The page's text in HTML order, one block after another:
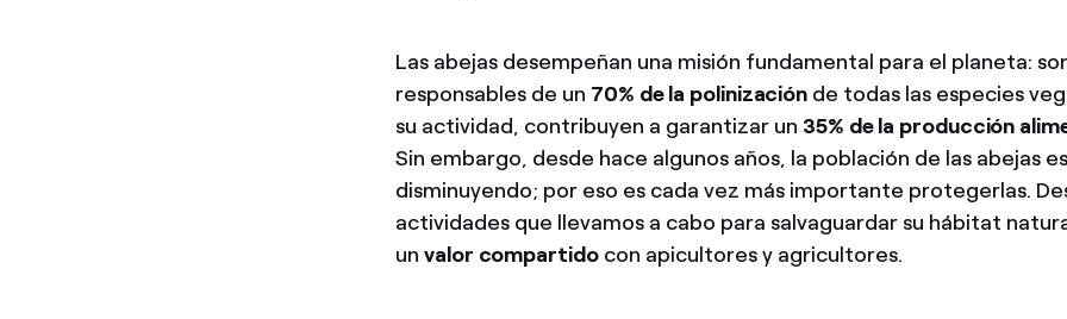
Las abejas desempeñan una misión fundamental para el planeta:
responsables de un 70% de la polinización de todas las especies
su actividad, contribuyen a garantizar un 35% de la producción
Sin embargo, desde hace algunos años, la población de las abejas
disminuyendo; por eso es cada vez más importante protegerlas.
actividades que llevamos a cabo para salvaguardar su hábitat
unvalor compartidocon apicultores y agricultores.